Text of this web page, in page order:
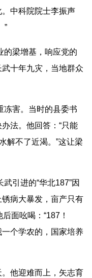
中科院院士李振声
”
的梁增基，响应党的
十年九灾，当地群众
冻害。当时的县委书
法。他回答：“只能
解不了近渴。”这让梁
引进的“华北187”因
病大暴发，亩产只有
面吆喝：“187！
个学农的，国家培养
他迎难而上，矢志育